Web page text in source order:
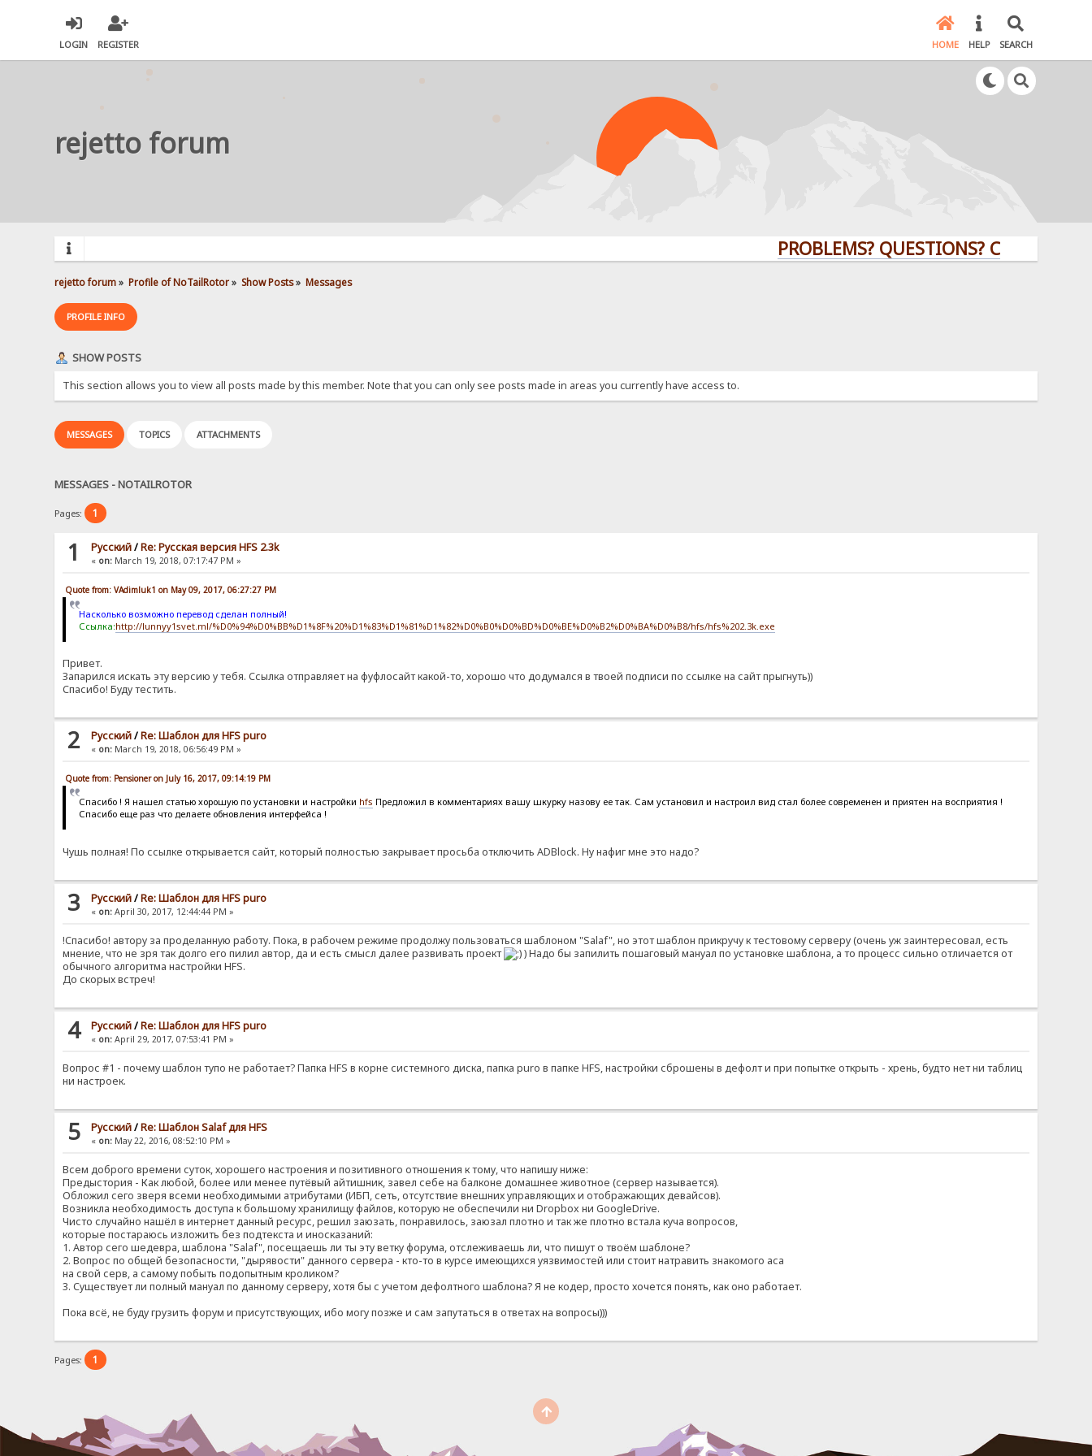
LOGIN REGISTER HOME HELP SEARCH
rejetto forum
PROBLEMS? QUESTIONS? CLICK HERE!
rejetto forum» Profile of NoTailRotor» Show Posts» Messages
PROFILE INFO
SHOW POSTS
This section allows you to view all posts made by this member. Note that you can only see posts made in areas you currently have access to.
MESSAGES TOPICS ATTACHMENTS
MESSAGES - NOTAILROTOR
Pages: 1
1 Pусский/Re: Русская версия HFS 2.3k
« on: March 19, 2018, 07:17:47 PM »
Quote from: VAdimluk1 on May 09, 2017, 06:27:27 PM
Насколько возможно перевод сделан полный!
Ссылка:http://lunnyy1svet.ml/%D0%94%D0%BB%D1%8F%20%D1%83%D1%81%D1%82%D0%B0%D0%BD%D0%BE%D0%B2%D0%BA%D0%B8/hfs/hfs%202.3k.exe
Привет.
Запарился искать эту версию у тебя. Ссылка отправляет на фуфлосайт какой-то, хорошо что додумался в твоей подписи по ссылке на сайт прыгнуть))
Спасибо! Буду тестить.
2 Pусский/Re: Шаблон для HFS puro
« on: March 19, 2018, 06:56:49 PM »
Quote from: Pensioner on July 16, 2017, 09:14:19 PM
Спасибо ! Я нашел статью хорошую по установки и настройки hfs Предложил в комментариях вашу шкурку назову ее так. Сам установил и настроил вид стал более современен и приятен на восприятия !
Спасибо еще раз что делаете обновления интерфейса !
Чушь полная! По ссылке открывается сайт, который полностью закрывает просьба отключить ADBlock. Ну нафиг мне это надо?
3 Pусский/Re: Шаблон для HFS puro
« on: April 30, 2017, 12:44:44 PM »
!Спасибо! автору за проделанную работу. Пока, в рабочем режиме продолжу пользоваться шаблоном "Salaf", но этот шаблон прикручу к тестовому серверу (очень уж заинтересовал, есть
мнение, что не зря так долго его пилил автор, да и есть смысл далее развивать проект
) Надо бы запилить пошаговый мануал по установке шаблона, а то процесс сильно отличается от
обычного алгоритма настройки HFS.
До скорых встреч!
4 Pусский/Re: Шаблон для HFS puro
« on: April 29, 2017, 07:53:41 PM »
Вопрос #1 - почему шаблон тупо не работает? Папка HFS в корне системного диска, папка puro в папке HFS, настройки сброшены в дефолт и при попытке открыть - хрень, будто нет ни таблиц
ни настроек.
5 Pусский/Re: Шаблон Salaf для HFS
« on: May 22, 2016, 08:52:10 PM »
Всем доброго времени суток, хорошего настроения и позитивного отношения к тому, что напишу ниже:
Предыстория - Как любой, более или менее путёвый айтишник, завел себе на балконе домашнее животное (сервер называется).
Обложил сего зверя всеми необходимыми атрибутами (ИБП, сеть, отсутствие внешних управляющих и отображающих девайсов).
Возникла необходимость доступа к большому хранилищу файлов, которую не обеспечили ни Dropbox ни GoogleDrive.
Чисто случайно нашёл в интернет данный ресурс, решил заюзать, понравилось, заюзал плотно и так же плотно встала куча вопросов,
которые постараюсь изложить без подтекста и иносказаний:
1. Автор сего шедевра, шаблона "Salaf", посещаешь ли ты эту ветку форума, отслеживаешь ли, что пишут о твоём шаблоне?
2. Вопрос по общей безопасности, "дырявости" данного сервера - кто-то в курсе имеющихся уязвимостей или стоит натравить знакомого аса
на свой серв, а самому побыть подопытным кроликом?
3. Существует ли полный мануал по данному серверу, хотя бы с учетом дефолтного шаблона? Я не кодер, просто хочется понять, как оно работает.
Пока всё, не буду грузить форум и присутствующих, ибо могу позже и сам запутаться в ответах на вопросы)))
Pages: 1